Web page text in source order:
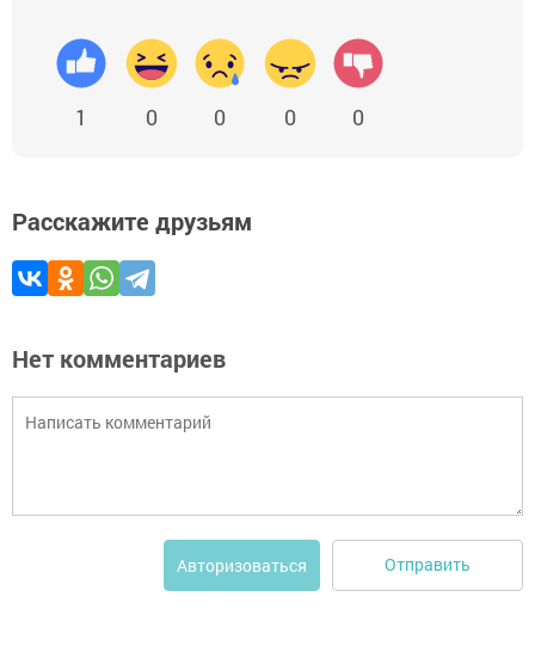
1 0 0 0 0
Расскажите друзьям
Нет комментариев
Авторизоваться Отправить